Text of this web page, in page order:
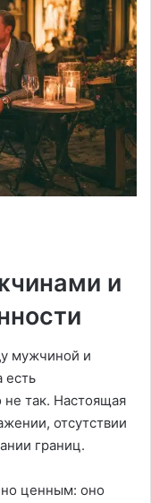
и
мужчиной и
есть
так. Настоящая
отсутствии
границ.
ценным: оно